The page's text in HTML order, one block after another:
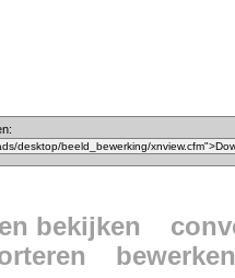
bekijken
bewerken